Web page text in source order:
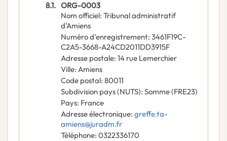
8.1. ORG-0003
Nom officiel: Tribunal administratif
d'Amiens
Numéro d’enregistrement: 3461F19C-
C2A5-3668-A24CD2011DD3915F
Adresse postale: 14 rue Lemerchier
Ville: Amiens
Code postal: 80011
Subdivision pays (NUTS): Somme(FRE23)
Pays: France
Adresse électronique: greffe.ta-
amiens@juradm.fr
Téléphone: 0322336170